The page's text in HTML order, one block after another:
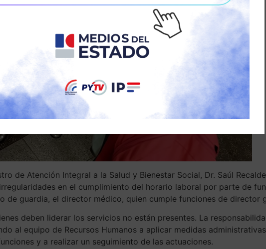
de Atención Integral a la Salud y Bienestar Social, Dr. Saúl
en el cumplimiento del horario laboral por parte de
de guardia, el director médico, quien cumple funciones de director
deben liderar los servicios no están presentes. La
al equipo de Recursos Humanos a aplicar medidas
y a realizar un seguimiento de las actuaciones.